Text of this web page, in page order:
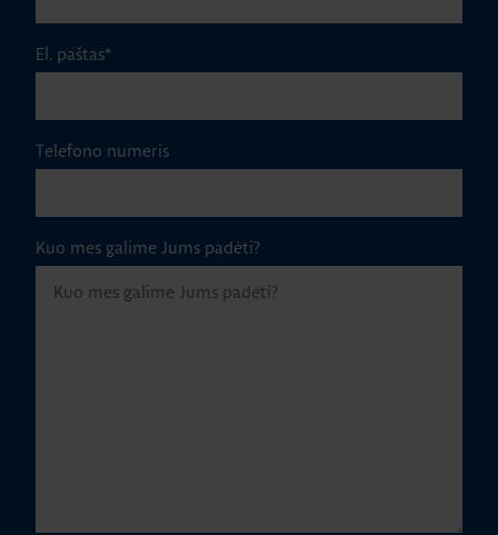
El. paštas*
Telefono numeris
Kuo mes galime Jums padėti?